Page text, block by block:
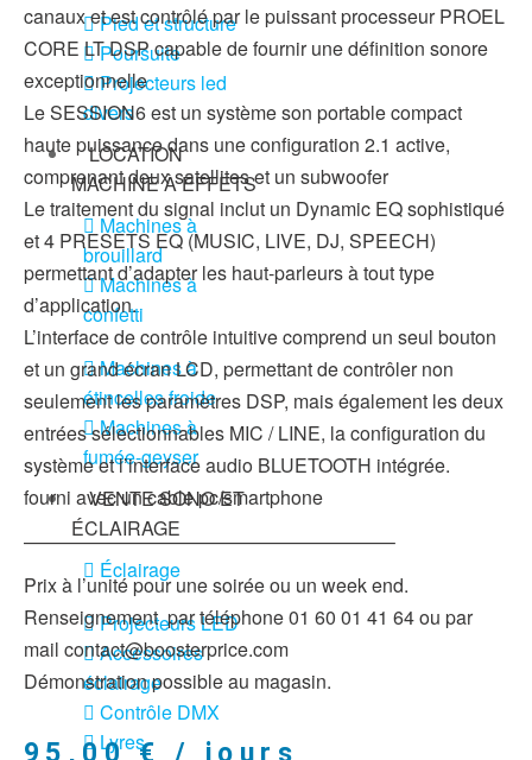
Pied et structure
Poursuite
Projecteurs led
divers
LOCATION
MACHINE À EFFETS
Machines à
brouillard
Machines à
confetti
Machines à
étincelles froide
Machines à
fumée-geyser
VENTE SONO ET
ÉCLAIRAGE
Éclairage
Projecteurs LED
Accessoires
éclairage
Contrôle DMX
Lyres
canaux et est contrôlé par le puissant processeur PROEL
CORE LT DSP capable de fournir une définition sonore
exceptionnelle
Le SESSION6 est un système son portable compact
haute puissance dans une configuration 2.1 active,
comprenant deux satellites et un subwoofer
Le traitement du signal inclut un Dynamic EQ sophistiqué
et 4 PRESETS EQ (MUSIC, LIVE, DJ, SPEECH)
permettant d’adapter les haut-parleurs à tout type
d’application.
L’interface de contrôle intuitive comprend un seul bouton
et un grand écran LCD, permettant de contrôler non
seulement les paramètres DSP, mais également les deux
entrées sélectionnables MIC / LINE, la configuration du
système et l’interface audio BLUETOOTH intégrée.
fourni avec un cable pc/smartphone
———————————————————–
Prix à l’unité pour une soirée ou un week end.
Renseignement par téléphone 01 60 01 41 64 ou par
mail contact@boosterprice.com
Démonstration possible au magasin.